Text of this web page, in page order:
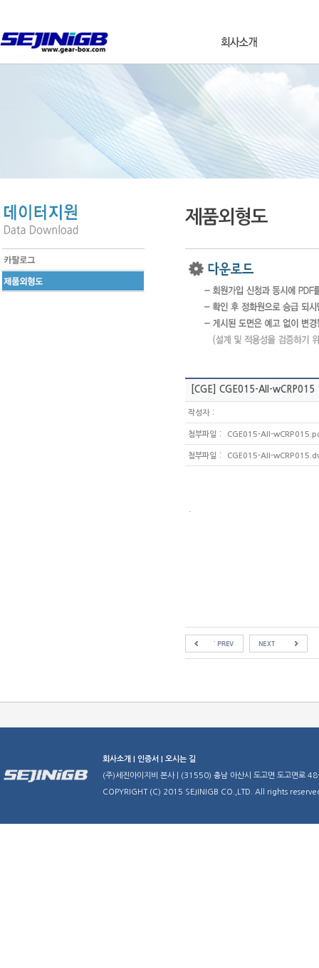
제품외형도
[CGE] CGE015-All-wCRP015
작성자:
첨부파일 : CGE015-All-
첨부파일 : CGE015-All-
회사소개 | 인증서 | 오시는 길
(주)세진아이지비 본사 | (31550) 충남 아산시 도고면 도고
COPYRIGHT (C) 2015 SEJINIGB CO.,LTD. All rights